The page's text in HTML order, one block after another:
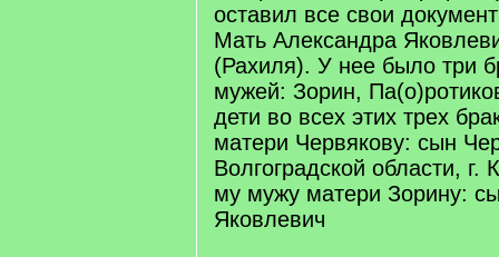
оставил все свои
Мать Александра
(Рахиля). У нее было три
мужей: Зорин,
дети во всех этих трех
матери Червякову: сын
Волгоградской области,
му мужу матери Зорину:
Яковлевич